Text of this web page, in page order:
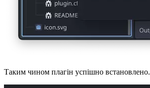
Таким чином плагін успішно встановлено.